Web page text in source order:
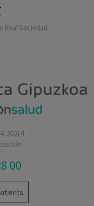
Real Sociedad
20014
00